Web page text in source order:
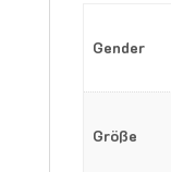
Gender
Größe